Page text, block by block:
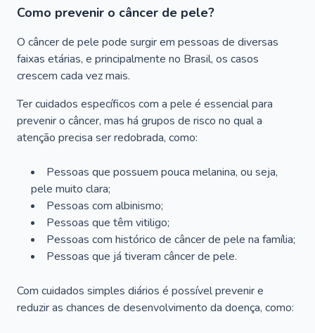
Como prevenir o câncer de pele?
O câncer de pele pode surgir em pessoas de diversas
faixas etárias, e principalmente no Brasil, os casos
crescem cada vez mais.
Ter cuidados específicos com a pele é essencial para
prevenir o câncer, mas há grupos de risco no qual a
atenção precisa ser redobrada, como:
Pessoas que possuem pouca melanina, ou seja,
pele muito clara;
Pessoas com albinismo;
Pessoas que têm vitiligo;
Pessoas com histórico de câncer de pele na família;
Pessoas que já tiveram câncer de pele.
Com cuidados simples diários é possível prevenir e
reduzir as chances de desenvolvimento da doença, como: